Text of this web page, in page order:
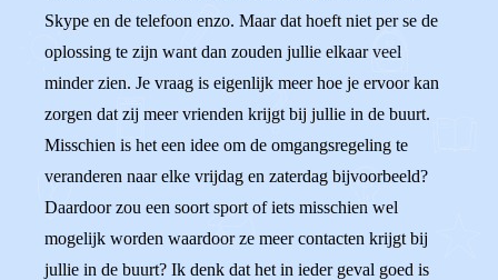
Skype en de telefoon enzo. Maar dat hoeft niet per se de
oplossing te zijn want dan zouden jullie elkaar veel
minder zien. Je vraag is eigenlijk meer hoe je ervoor kan
zorgen dat zij meer vrienden krijgt bij jullie in de buurt.
Misschien is het een idee om de omgangsregeling te
veranderen naar elke vrijdag en zaterdag bijvoorbeeld?
Daardoor zou een soort sport of iets misschien wel
mogelijk worden waardoor ze meer contacten krijgt bij
jullie in de buurt? Ik denk dat het in ieder geval goed is